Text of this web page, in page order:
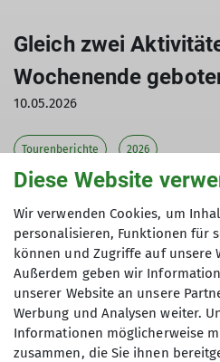
Gleich zwei
Wochenende
10.05.2026
Tourenberichte 2026
Diese Website
Wir verwenden Cookies, um
personalisieren, Funktionen für
können und Zugriffe auf unsere
Außerdem geben wir
unserer Website an unsere
Werbung und Analysen weiter.
Informationen möglicherweise
zusammen, die Sie ihnen